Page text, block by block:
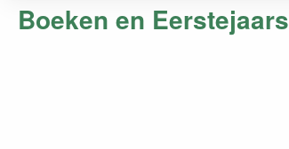
Boeken en Eerstejaars